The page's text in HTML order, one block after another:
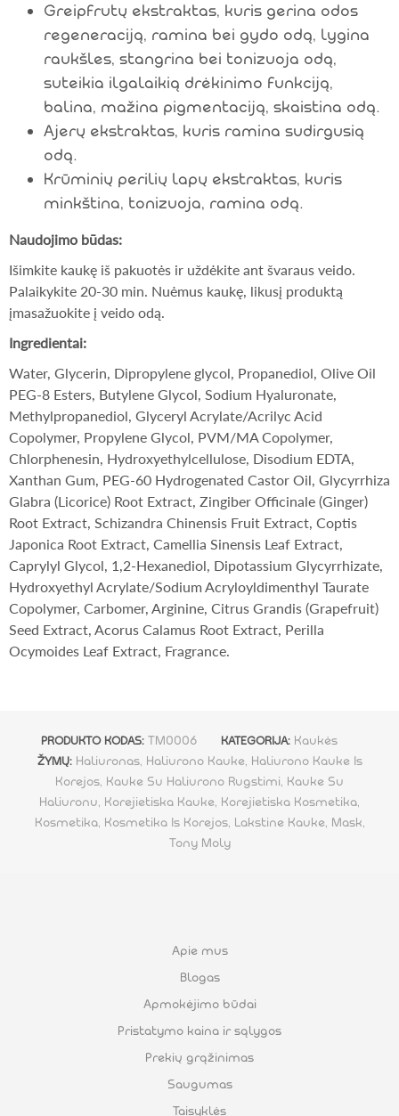
Greipfrutų ekstraktas, kuris gerina odos
regeneraciją, ramina bei gydo odą, lygina
raukšles, stangrina bei tonizuoja odą,
suteikia ilgalaikią drėkinimo funkciją,
balina, mažina pigmentaciją, skaistina odą.
Ajerų ekstraktas, kuris ramina sudirgusią
odą.
Krūminių perilių lapų ekstraktas, kuris
minkština, tonizuoja, ramina odą.
Naudojimo būdas:
Išimkite kaukę iš pakuotės ir uždėkite ant švaraus veido.
Palaikykite 20-30 min. Nuėmus kaukę, likusį produktą
įmasažuokite į veido odą.
Ingredientai:
Water, Glycerin, Dipropylene glycol, Propanediol, Olive Oil
PEG-8 Esters, Butylene Glycol, Sodium Hyaluronate,
Methylpropanediol, Glyceryl Acrylate/Acrilyc Acid
Copolymer, Propylene Glycol, PVM/MA Copolymer,
Chlorphenesin, Hydroxyethylcellulose, Disodium EDTA,
Xanthan Gum, PEG-60 Hydrogenated Castor Oil, Glycyrrhiza
Glabra (Licorice) Root Extract, Zingiber Officinale (Ginger)
Root Extract, Schizandra Chinensis Fruit Extract, Coptis
Japonica Root Extract, Camellia Sinensis Leaf Extract,
Caprylyl Glycol, 1,2-Hexanediol, Dipotassium Glycyrrhizate,
Hydroxyethyl Acrylate/Sodium Acryloyldimenthyl Taurate
Copolymer, Carbomer, Arginine, Citrus Grandis (Grapefruit)
Seed Extract, Acorus Calamus Root Extract, Perilla
Ocymoides Leaf Extract, Fragrance.
PRODUKTO KODAS: TM0006 KATEGORIJA: Kaukės
ŽYMŲ: Haliuronas, Haliurono Kauke, Haliurono Kauke Is
Korejos Kauke Su Haliurono Rugstimi Kauke Su
Haliuronu Korejietiska Kauke Korejietiska Kosmetika
Kosmetika, Kosmetika Is Korejos, Lakstine Kauke, Mask
Tony Moly
Apie mus
Blogas
Apmokėjimo būdai
Pristatymo kaina ir sąlygos
Prekių grąžinimas
Saugumas
Taisyklės